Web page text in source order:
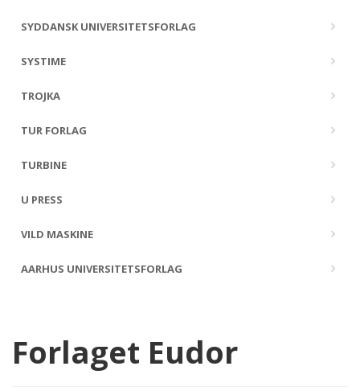
SYDDANSK UNIVERSITETSFORLAG
SYSTIME
TROJKA
TUR FORLAG
TURBINE
U PRESS
VILD MASKINE
AARHUS UNIVERSITETSFORLAG
Forlaget Eudor